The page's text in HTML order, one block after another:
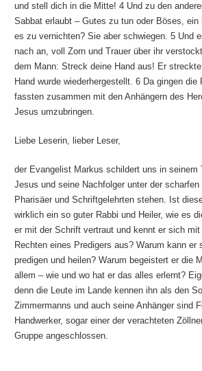
und stell dich in die Mitte! 4 Und zu den
Sabbat erlaubt – Gutes zu tun oder Böses, ein
es zu vernichten? Sie aber schwiegen. 5 Und
nach an, voll Zorn und Trauer über ihr
dem Mann: Streck deine Hand aus! Er
Hand wurde wiederhergestellt. 6 Da gingen die
fassten zusammen mit den Anhängern des
Jesus umzubringen.
Liebe Leserin, lieber Leser,
der Evangelist Markus schildert uns in seinem
Jesus und seine Nachfolger unter der
Pharisäer und Schriftgelehrten stehen. Ist
wirklich ein so guter Rabbi und Heiler, wie es
er mit der Schrift vertraut und kennt er sich
Rechten eines Predigers aus? Warum kann er
predigen und heilen? Warum begeistert er die
allem – wie und wo hat er das alles erlernt?
denn die Leute im Lande kennen ihn als den
Zimmermanns und auch seine Anhänger sind
Handwerker, sogar einer der verachteten
Gruppe angeschlossen.